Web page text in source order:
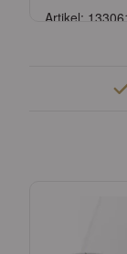
Artikel: